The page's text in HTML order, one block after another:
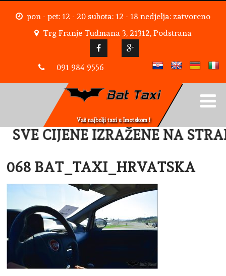
pon - pet: 12 - 20 subota: 12 - 18 nedjelja: zatvoreno
Trg Franje Tuđmana 3, 21312, Podstrana
091 984 9556
Vaš najbolji taxi u Imotskom !
SVE CIJENE IZRAŽENE NA
068 BAT_TAXI_HRVATSKA